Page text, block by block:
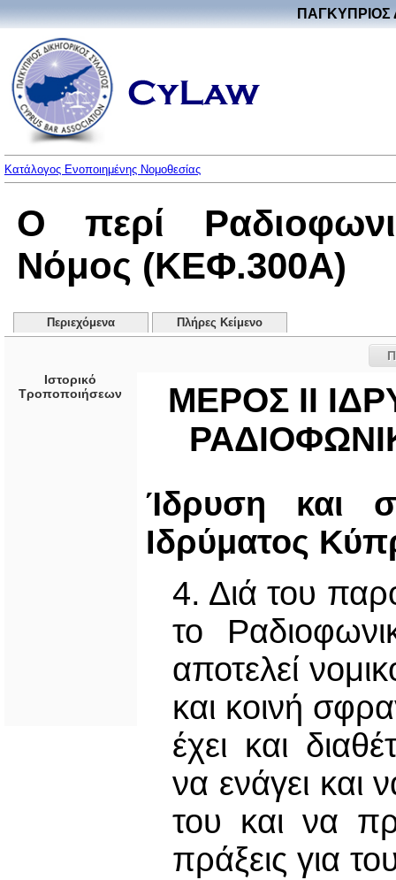
ΠΑΓΚΥΠΡΙΟΣ
Κατάλογος Ενοποιημένης Νομοθεσίας
Ο περί
Νόμος (ΚΕΦ.300Α)
Περιεχόμενα Πλήρες Κείμενο
Ιστορικό
Τροποποιήσεων
ΜΕΡΟΣ ΙΙ
Ίδρυση και
Ιδρύματος
4. Διά του
το
αποτελεί
και κοινή
έχει και
να ενάγει και
του και να
πράξεις για